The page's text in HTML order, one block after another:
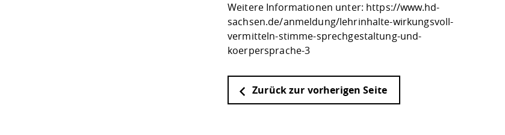
Weitere Informationen unter: https://www.hd-
sachsen.de/anmeldung/lehrinhalte-wirkungsvoll-
vermitteln-stimme-sprechgestaltung-und-
koerpersprache-3
Zurück zur vorherigen Seite